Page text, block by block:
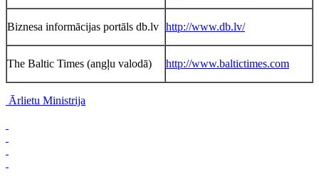
Biznesa informācijas portāls db.lv http://www.db.lv/
The Baltic Times (angļu valodā) http://www.baltictimes.com
Ārlietu Ministrija